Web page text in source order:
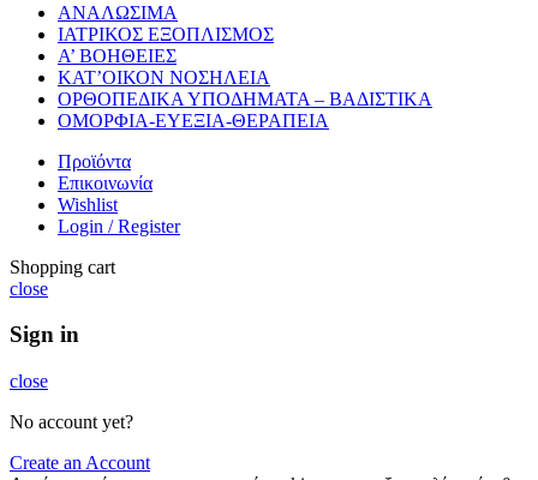
ΑΝΑΛΩΣΙΜΑ
ΙΑΤΡΙΚΟΣ ΕΞΟΠΛΙΣΜΟΣ
Α’ ΒΟΗΘΕΙΕΣ
ΚΑΤ’ΟΙΚΟΝ ΝΟΣΗΛΕΙΑ
ΟΡΘΟΠΕΔΙΚΑ ΥΠΟΔΗΜΑΤΑ – ΒΑΔΙΣΤΙΚΑ
ΟΜΟΡΦΙΑ-ΕΥΕΞΙΑ-ΘΕΡΑΠΕΙΑ
Προϊόντα
Επικοινωνία
Wishlist
Login / Register
Shopping cart
close
Sign in
close
No account yet?
Create an Account